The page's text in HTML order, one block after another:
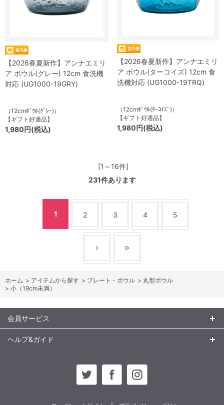
【2026春夏新作】アンナエミリ
ア ボウル(グレー) 12cm 食洗機
対応 (UG1000-19GRY)
（12cmﾎﾞｳﾙ(ｸﾞﾚｰ)）
【ギフト好適品】
1,980円(税込)
【2026春夏新作】アンナエミリ
ア ボウル(ターコイズ) 12cm 食
洗機対応 (UG1000-19TRQ)
（12cmﾎﾞｳﾙ(ﾀｰｺｲｽﾞ)）
【ギフト好適品】
1,980円(税込)
[1～16件]
231件あります
1 2 3 4 5
ホーム > アイテムから探す > プレート・ボウル > 丸型ボウル
> 小（19cm未満）
会員サービス
ヘルプ&ガイド